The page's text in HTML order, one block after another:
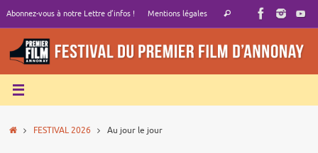
contenu
Abonnez-vous à notre Lettre d’infos ! Mentions légales
Recherche
Rechercher
AccueilFESTIVAL 2026 Au jour le jour